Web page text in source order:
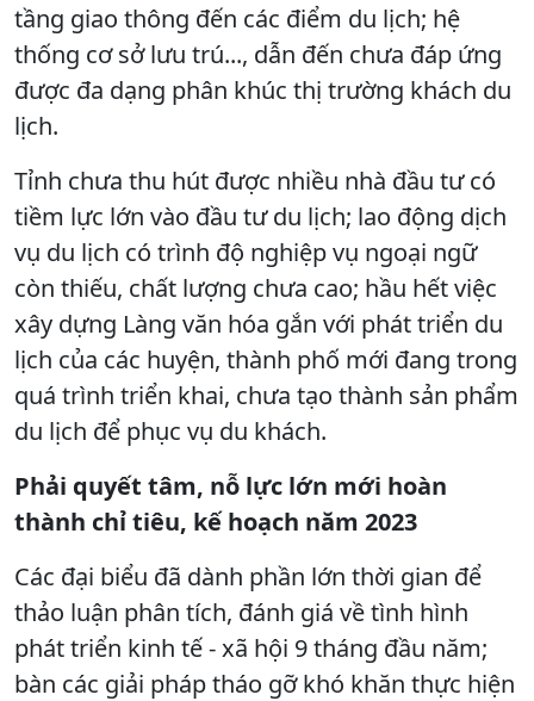
tầng giao thông đến các điểm du lịch; hệ
thống cơ sở lưu trú..., dẫn đến chưa đáp ứng
được đa dạng phân khúc thị trường khách du
lịch.
Tỉnh chưa thu hút được nhiều nhà đầu tư có
tiềm lực lớn vào đầu tư du lịch; lao động dịch
vụ du lịch có trình độ nghiệp vụ ngoại ngữ
còn thiếu, chất lượng chưa cao; hầu hết việc
xây dựng Làng văn hóa gắn với phát triển du
lịch của các huyện, thành phố mới đang trong
quá trình triển khai, chưa tạo thành sản phẩm
du lịch để phục vụ du khách.
Phải quyết tâm, nỗ lực lớn mới hoàn
thành chỉ tiêu, kế hoạch năm 2023
Các đại biểu đã dành phần lớn thời gian để
thảo luận phân tích, đánh giá về tình hình
phát triển kinh tế - xã hội 9 tháng đầu năm;
bàn các giải pháp tháo gỡ khó khăn thực hiện